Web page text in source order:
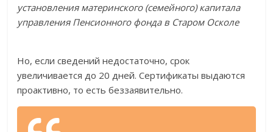
установления материнского (семейного) капитала
управления Пенсионного фонда в Старом Осколе
Но, если сведений недостаточно, срок
увеличивается до 20 дней. Сертификаты выдаются
проактивно, то есть беззаявительно.